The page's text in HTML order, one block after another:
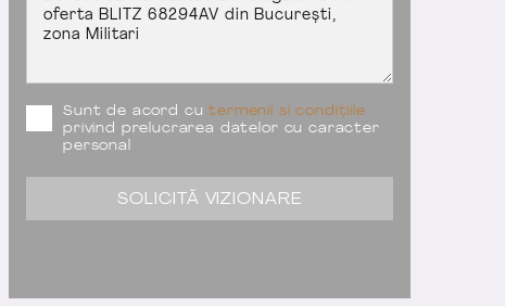
Sunt de acord cutermenii si condițiile
privind prelucrarea datelor cu caracter
personal
SOLICITĂ VIZIONARE